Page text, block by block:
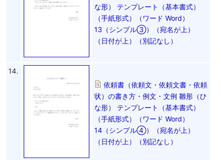
な形） テンプレート（基本書式）
（手紙形式）（ワード Word）
13（シンプル③）（宛名が上）
（日付が上）（別記なし）
14.
依頼書（依頼文・依頼文書・依頼
状）の書き方・例文・文例 雛形（ひ
な形） テンプレート（基本書式）
（手紙形式）（ワード Word）
14（シンプル④）（宛名が上）
（日付が上）（別記なし）